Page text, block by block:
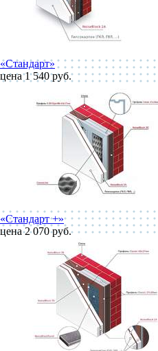
«Стандарт»
цена 1 540 руб.
«Стандарт +»
цена 2 070 руб.